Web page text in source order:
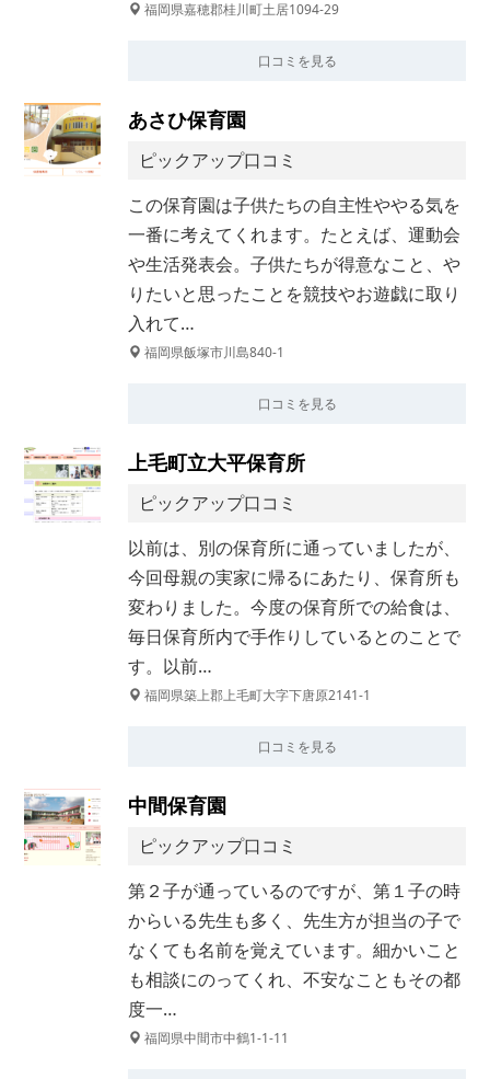
福岡県嘉穂郡桂川町土居1094-29
口コミを見る
あさひ保育園
ピックアップ口コミ
この保育園は子供たちの自主性ややる気を
一番に考えてくれます。たとえば、運動会
や生活発表会。子供たちが得意なこと、や
りたいと思ったことを競技やお遊戯に取り
入れて…
福岡県飯塚市川島840-1
口コミを見る
上毛町立大平保育所
ピックアップ口コミ
以前は、別の保育所に通っていましたが、
今回母親の実家に帰るにあたり、保育所も
変わりました。今度の保育所での給食は、
毎日保育所内で手作りしているとのことで
す。以前…
福岡県築上郡上毛町大字下唐原2141-1
口コミを見る
中間保育園
ピックアップ口コミ
第２子が通っているのですが、第１子の時
からいる先生も多く、先生方が担当の子で
なくても名前を覚えています。細かいこと
も相談にのってくれ、不安なこともその都
度一…
福岡県中間市中鶴1-1-11